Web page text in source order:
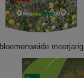
bloemenweide meerjarig